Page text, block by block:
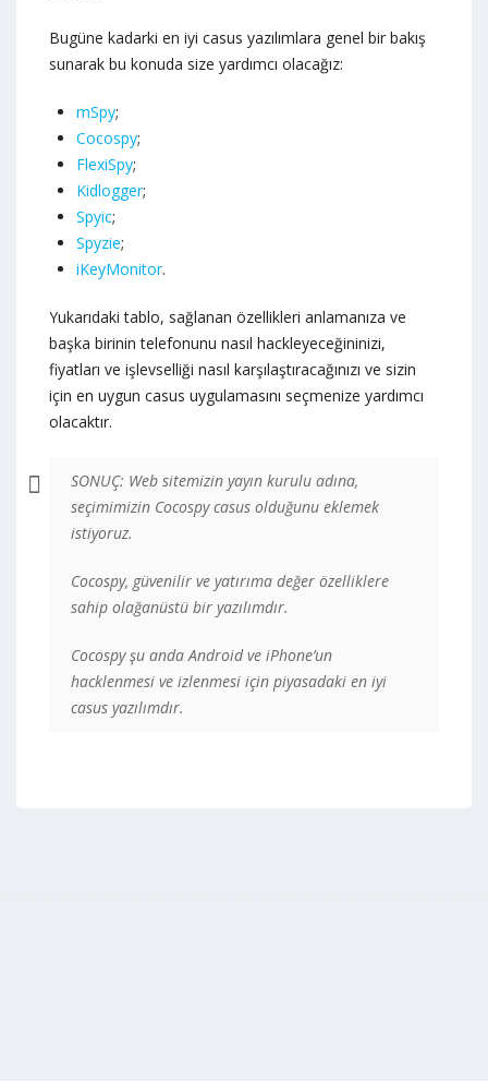
Bugüne kadarki en iyi casus yazılımlara genel bir bakış
sunarak bu konuda size yardımcı olacağız:
mSpy;
Cocospy;
FlexiSpy;
Kidlogger;
Spyic;
Spyzie;
iKeyMonitor.
Yukarıdaki tablo, sağlanan özellikleri anlamanıza ve
başka birinin telefonunu nasıl hackleyeceğininizi,
fiyatları ve işlevselliği nasıl karşılaştıracağınızı ve sizin
için en uygun casus uygulamasını seçmenize yardımcı
olacaktır.
SONUÇ: Web sitemizin yayın kurulu adına,
seçimimizin Cocospy casus olduğunu eklemek
istiyoruz.
Cocospy, güvenilir ve yatırıma değer özelliklere
sahip olağanüstü bir yazılımdır.
Cocospy şu anda Android ve iPhone’un
hacklenmesi ve izlenmesi için piyasadaki en iyi
casus yazılımdır.